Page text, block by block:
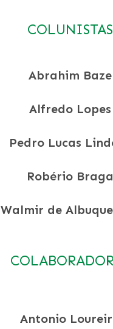
COLUNISTAS
Abrahim Baze
Alfredo Lopes
Pedro Lucas
Robério Braga
Walmir de
Antonio